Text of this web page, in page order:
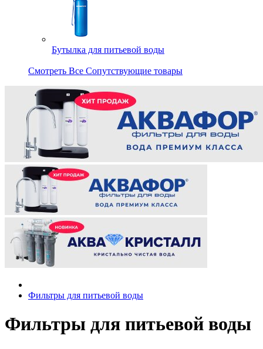
Бутылка для питьевой воды
Смотреть Все Сопутствующие товары
Фильтры для питьевой воды
Фильтры для питьевой воды